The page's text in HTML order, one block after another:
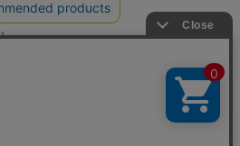
リスク診断
）